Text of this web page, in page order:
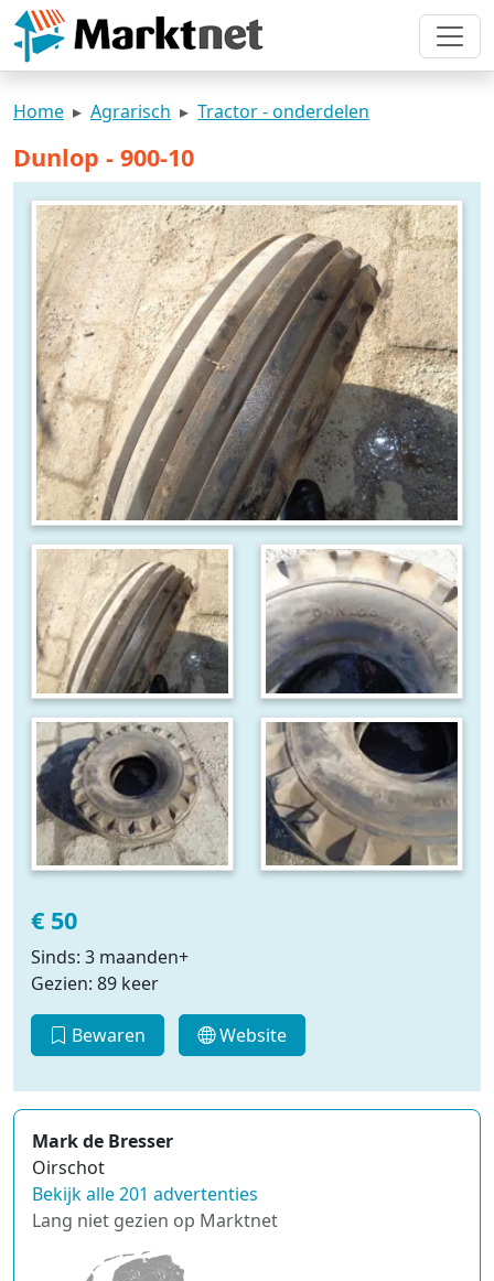
Home Agrarisch Tractor - onderdelen
Dunlop - 900-10
€ 50
Sinds: 3 maanden+
Gezien: 89 keer
Bewaren Website
Mark de Bresser
Oirschot
Bekijk alle 201 advertenties
Lang niet gezien op Marktnet